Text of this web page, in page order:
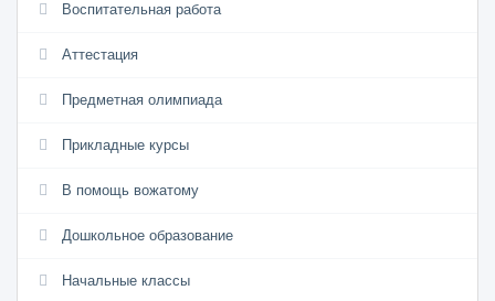
Воспитательная работа
Аттестация
Предметная олимпиада
Прикладные курсы
В помощь вожатому
Дошкольное образование
Начальные классы